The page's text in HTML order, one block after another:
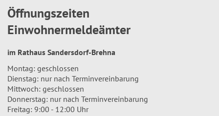
Öffnungszeiten
Einwohnermeldeämter
im Rathaus Sandersdorf-Brehna
Montag: geschlossen
Dienstag: nur nach Terminvereinbarung
Mittwoch: geschlossen
Donnerstag: nur nach Terminvereinbarung
Freitag: 9:00 - 12:00 Uhr